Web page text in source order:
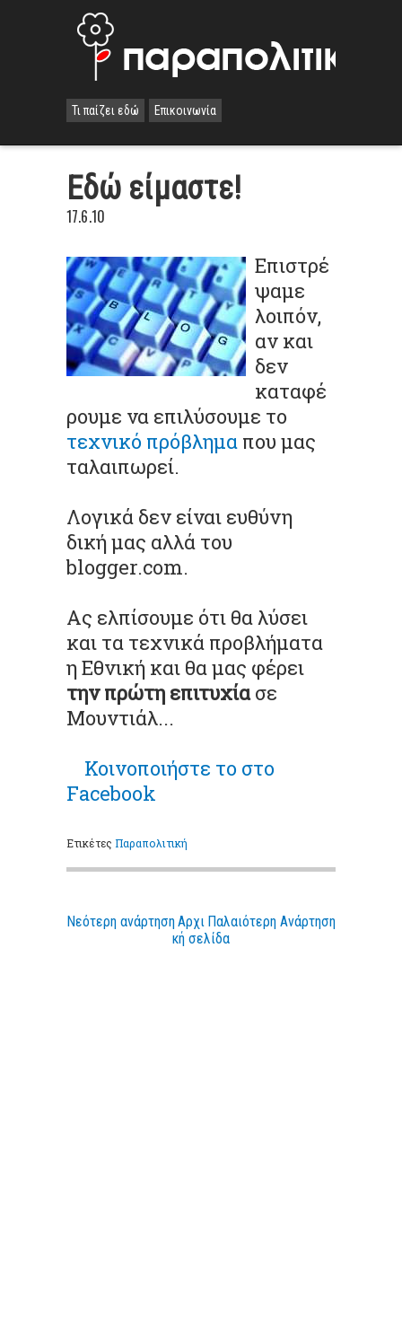
Τι παίζει εδώ Επικοινωνία
Eδώ είμαστε!
17.6.10
Επιστρέ
ψαμε
λοιπόν,
αν και
δεν
καταφέ
ρουμε να επιλύσουμε το
τεχνικό πρόβλημα που μας
ταλαιπωρεί.
Λογικά δεν είναι ευθύνη
δική μας αλλά του
blogger.com.
Ας ελπίσουμε ότι θα λύσει
και τα τεχνικά προβλήματα
η Εθνική και θα μας φέρει
την πρώτη επιτυχίασε
Μουντιάλ...
Κοινοποιήστε το στο
Facebook
ΕτικέτεςΠαραπολιτική
Νεότερη ανάρτηση Παλαιότερη Ανάρτηση
Αρχι
κή σελίδα